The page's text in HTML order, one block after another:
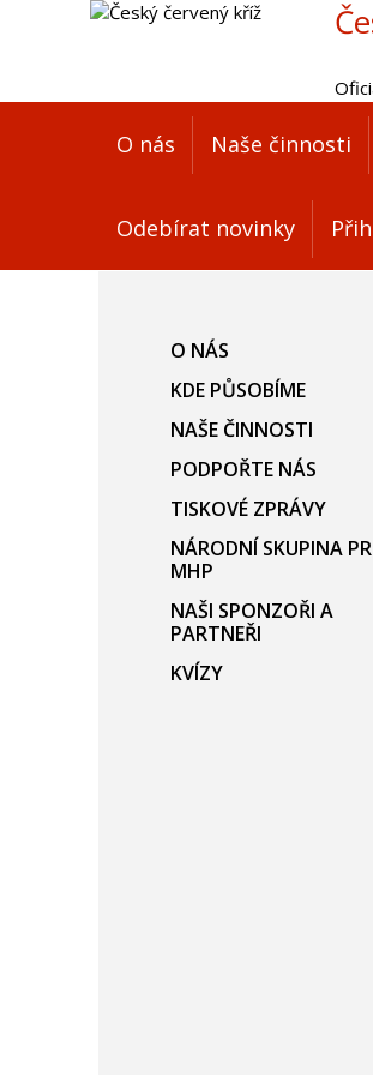
O nás Naše činnosti
Odebírat novinky
O NÁS
KDE PŮSOBÍME
NAŠE ČINNOSTI
PODPOŘTE NÁS
TISKOVÉ ZPRÁVY
NÁRODNÍ SKUPINA
MHP
NAŠI SPONZOŘI A
PARTNEŘI
KVÍZY